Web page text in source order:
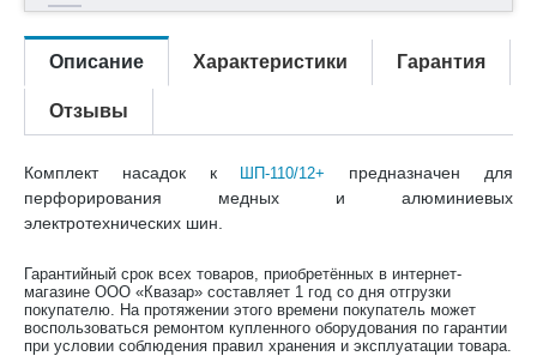
Описание Характеристики Гарантия
Отзывы
Комплект насадок к ШП-110/12+
предназначен для
перфорирования медных и алюминиевых
электротехнических шин.
Гарантийный срок всех товаров, приобретённых в интернет-
магазине ООО «Квазар» составляет 1 год со дня отгрузки
покупателю. На протяжении этого времени покупатель может
воспользоваться ремонтом купленного оборудования по гарантии
при условии соблюдения правил хранения и эксплуатации товара.